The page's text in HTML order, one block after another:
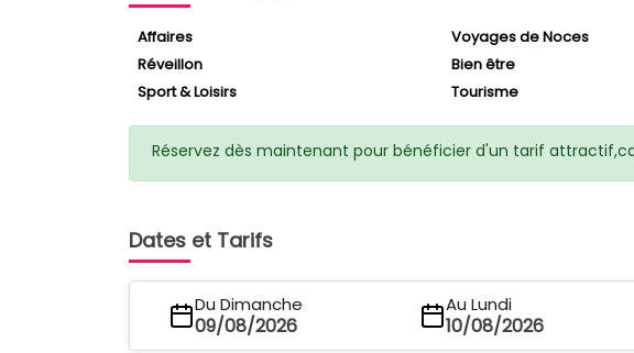
Affaires Voyages de Noces
Réveillon
Bien être
Sport & Loisirs
Tourisme
Réservez dès maintenant pour bénéficier d'un tarif
Dates et Tarifs
Du Dimanche
09/08/2026
Au Lundi
10/08/2026